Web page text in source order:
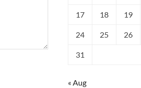
17 18 19
24 25 26
31
« Aug